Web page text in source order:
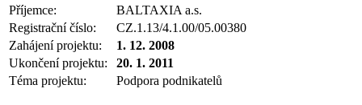
Příjemce:
BALTAXIA a.s.
Registrační číslo:
CZ.1.13/4.1.00/05.00380
Zahájení projektu:
1. 12. 2008
Ukončení projektu:
20. 1. 2011
Téma projektu:
Podpora podnikatelů